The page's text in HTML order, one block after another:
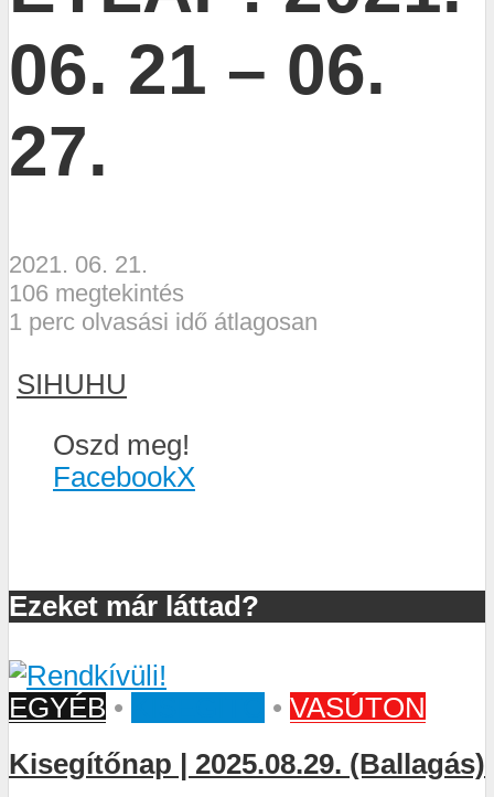
06. 21 – 06.
27.
2021. 06. 21.
106 megtekintés
1 perc olvasási idő átlagosan
SIHUHU
Oszd meg!
FacebookX
Ezeket már láttad?
EGYÉB • • VASÚTON
Kisegítőnap | 2025.08.29. (Ballagás)